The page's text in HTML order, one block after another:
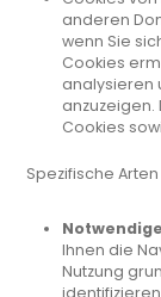
anderen
wenn Sie
Cookies
analysieren
anzuzeigen.
Cookies
Spezifische
Ihnen die
Nutzung